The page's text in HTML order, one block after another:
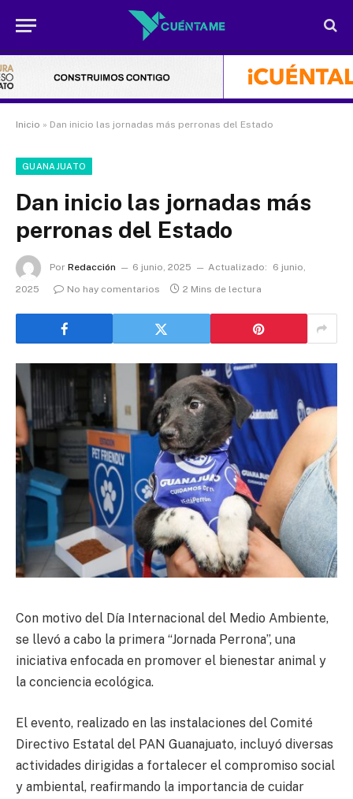
Inicio » Dan inicio las jornadas más perronas del Estado
GUANAJUATO
Dan inicio las jornadas más
perronas del Estado
Por Redacción 6 junio, 2025 Actualizado:
6 junio,
2025
No hay comentarios 2 Mins de lectura
Con motivo del Día Internacional del Medio Ambiente,
se llevó a cabo la primera “Jornada Perrona”, una
iniciativa enfocada en promover el bienestar animal y
la conciencia ecológica.
El evento, realizado en las instalaciones del Comité
Directivo Estatal del PAN Guanajuato, incluyó diversas
actividades dirigidas a fortalecer el compromiso social
y ambiental, reafirmando la importancia de cuidar